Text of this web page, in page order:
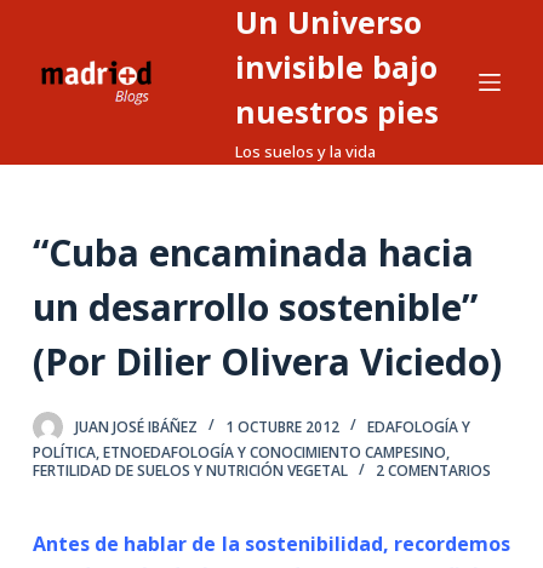
o
n
Un Universo
invisible bajo
nuestros pies
Los suelos y la vida
“Cuba encaminada hacia
un desarrollo sostenible”
(Por Dilier Olivera Viciedo)
JUAN JOSÉ IBÁÑEZ 1 OCTUBRE 2012
EDAFOLOGÍA Y
POLÍTICA,ETNOEDAFOLOGÍA Y CONOCIMIENTO CAMPESINO,
FERTILIDAD DE SUELOS Y NUTRICIÓN VEGETAL
2 COMENTARIOS
Antes de hablar de la sostenibilidad, recordemos